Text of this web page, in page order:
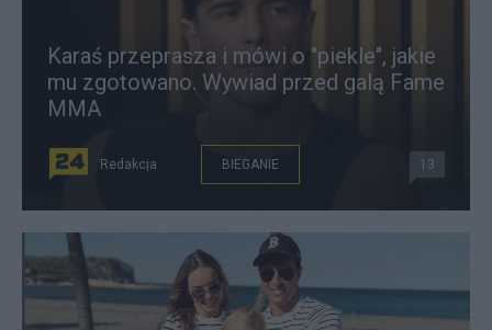
Karaś przeprasza i mówi o "piekle", jakie
mu zgotowano. Wywiad przed galą Fame
MMA
Redakcja BIEGANIE 13